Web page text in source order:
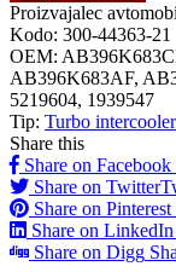
Proizvajalec
Kodo: 300-44363-21
OEM:
AB396K683AF,
5219604, 1939547
Tip: Turbo
Share this
Share on Facebook
Share on Twitter
Share on Pinterest
Share on LinkedIn
Share on Digg